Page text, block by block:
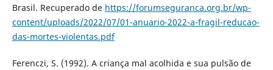
Brasil. Recuperado de https://forumseguranca.org.br/wp-
content/uploads/2022/07/01-anuario-2022-a-fragil-reducao-
das-mortes-violentas.pdf
Ferenczi, S. (1992). A criança mal acolhida e sua pulsão de